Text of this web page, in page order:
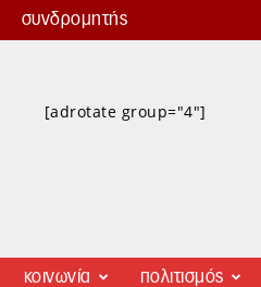
συνδρομητής
[adrotate group="4"]
κοινωνία πολιτισμός